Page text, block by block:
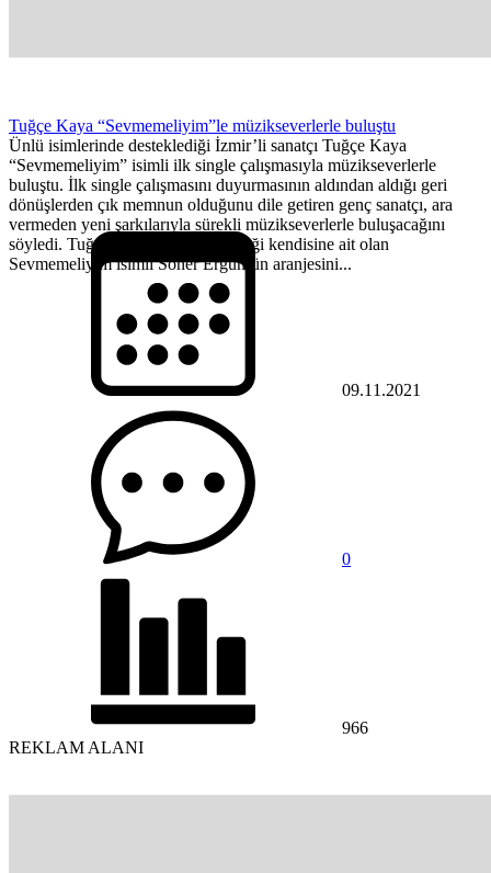
Tuğçe Kaya “Sevmemeliyim”le müzikseverlerle buluştu
Ünlü isimlerinde desteklediği İzmir’li sanatçı Tuğçe Kaya
“Sevmemeliyim” isimli ilk single çalışmasıyla müzikseverlerle
buluştu. İlk single çalışmasını duyurmasının aldından aldığı geri
dönüşlerden çık memnun olduğunu dile getiren genç sanatçı, ara
vermeden yeni şarkılarıyla sürekli müzikseverlerle buluşacağını
söyledi. Tuğçe Kaya, sözü ve müziği kendisine ait olan
Sevmemeliyim isimli Soner Ergün’ün aranjesini...
09.11.2021
0
966
REKLAM ALANI